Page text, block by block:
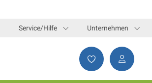
Service/Hilfe Unternehmen